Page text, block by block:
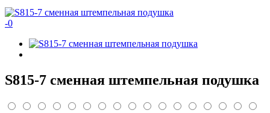
-0
S815-7 сменная штемпельная подушка